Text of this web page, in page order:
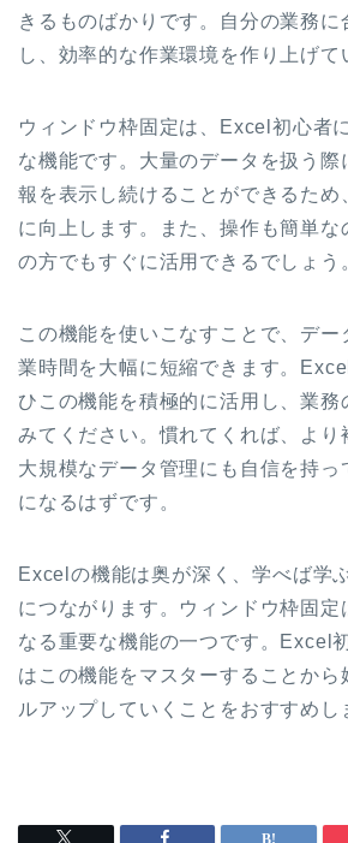
きるものばかりです。自分の業務に
し、効率的な作業環境を作り上げて
ウィンドウ枠固定は、Excel初心者
な機能です。大量のデータを扱う際
報を表示し続けることができるため
に向上します。また、操作も簡単
の方でもすぐに活用できるでしょう
この機能を使いこなすことで、デー
業時間を大幅に短縮できます。
ひこの機能を積極的に活用し、業務
みてください。慣れてくれば、より
大規模なデータ管理にも自信を持っ
になるはずです。
Excelの機能は奥が深く、学べば学
につながります。ウィンドウ枠固定
なる重要な機能の一つです。Excel
はこの機能をマスターすることから
ルアップしていくことをおすすめし